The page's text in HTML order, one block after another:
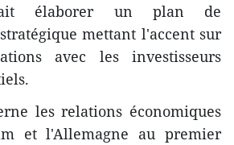
élaborer un plan de
mettant l'accent sur
avec les investisseurs
les relations économiques
et l'Allemagne au premier